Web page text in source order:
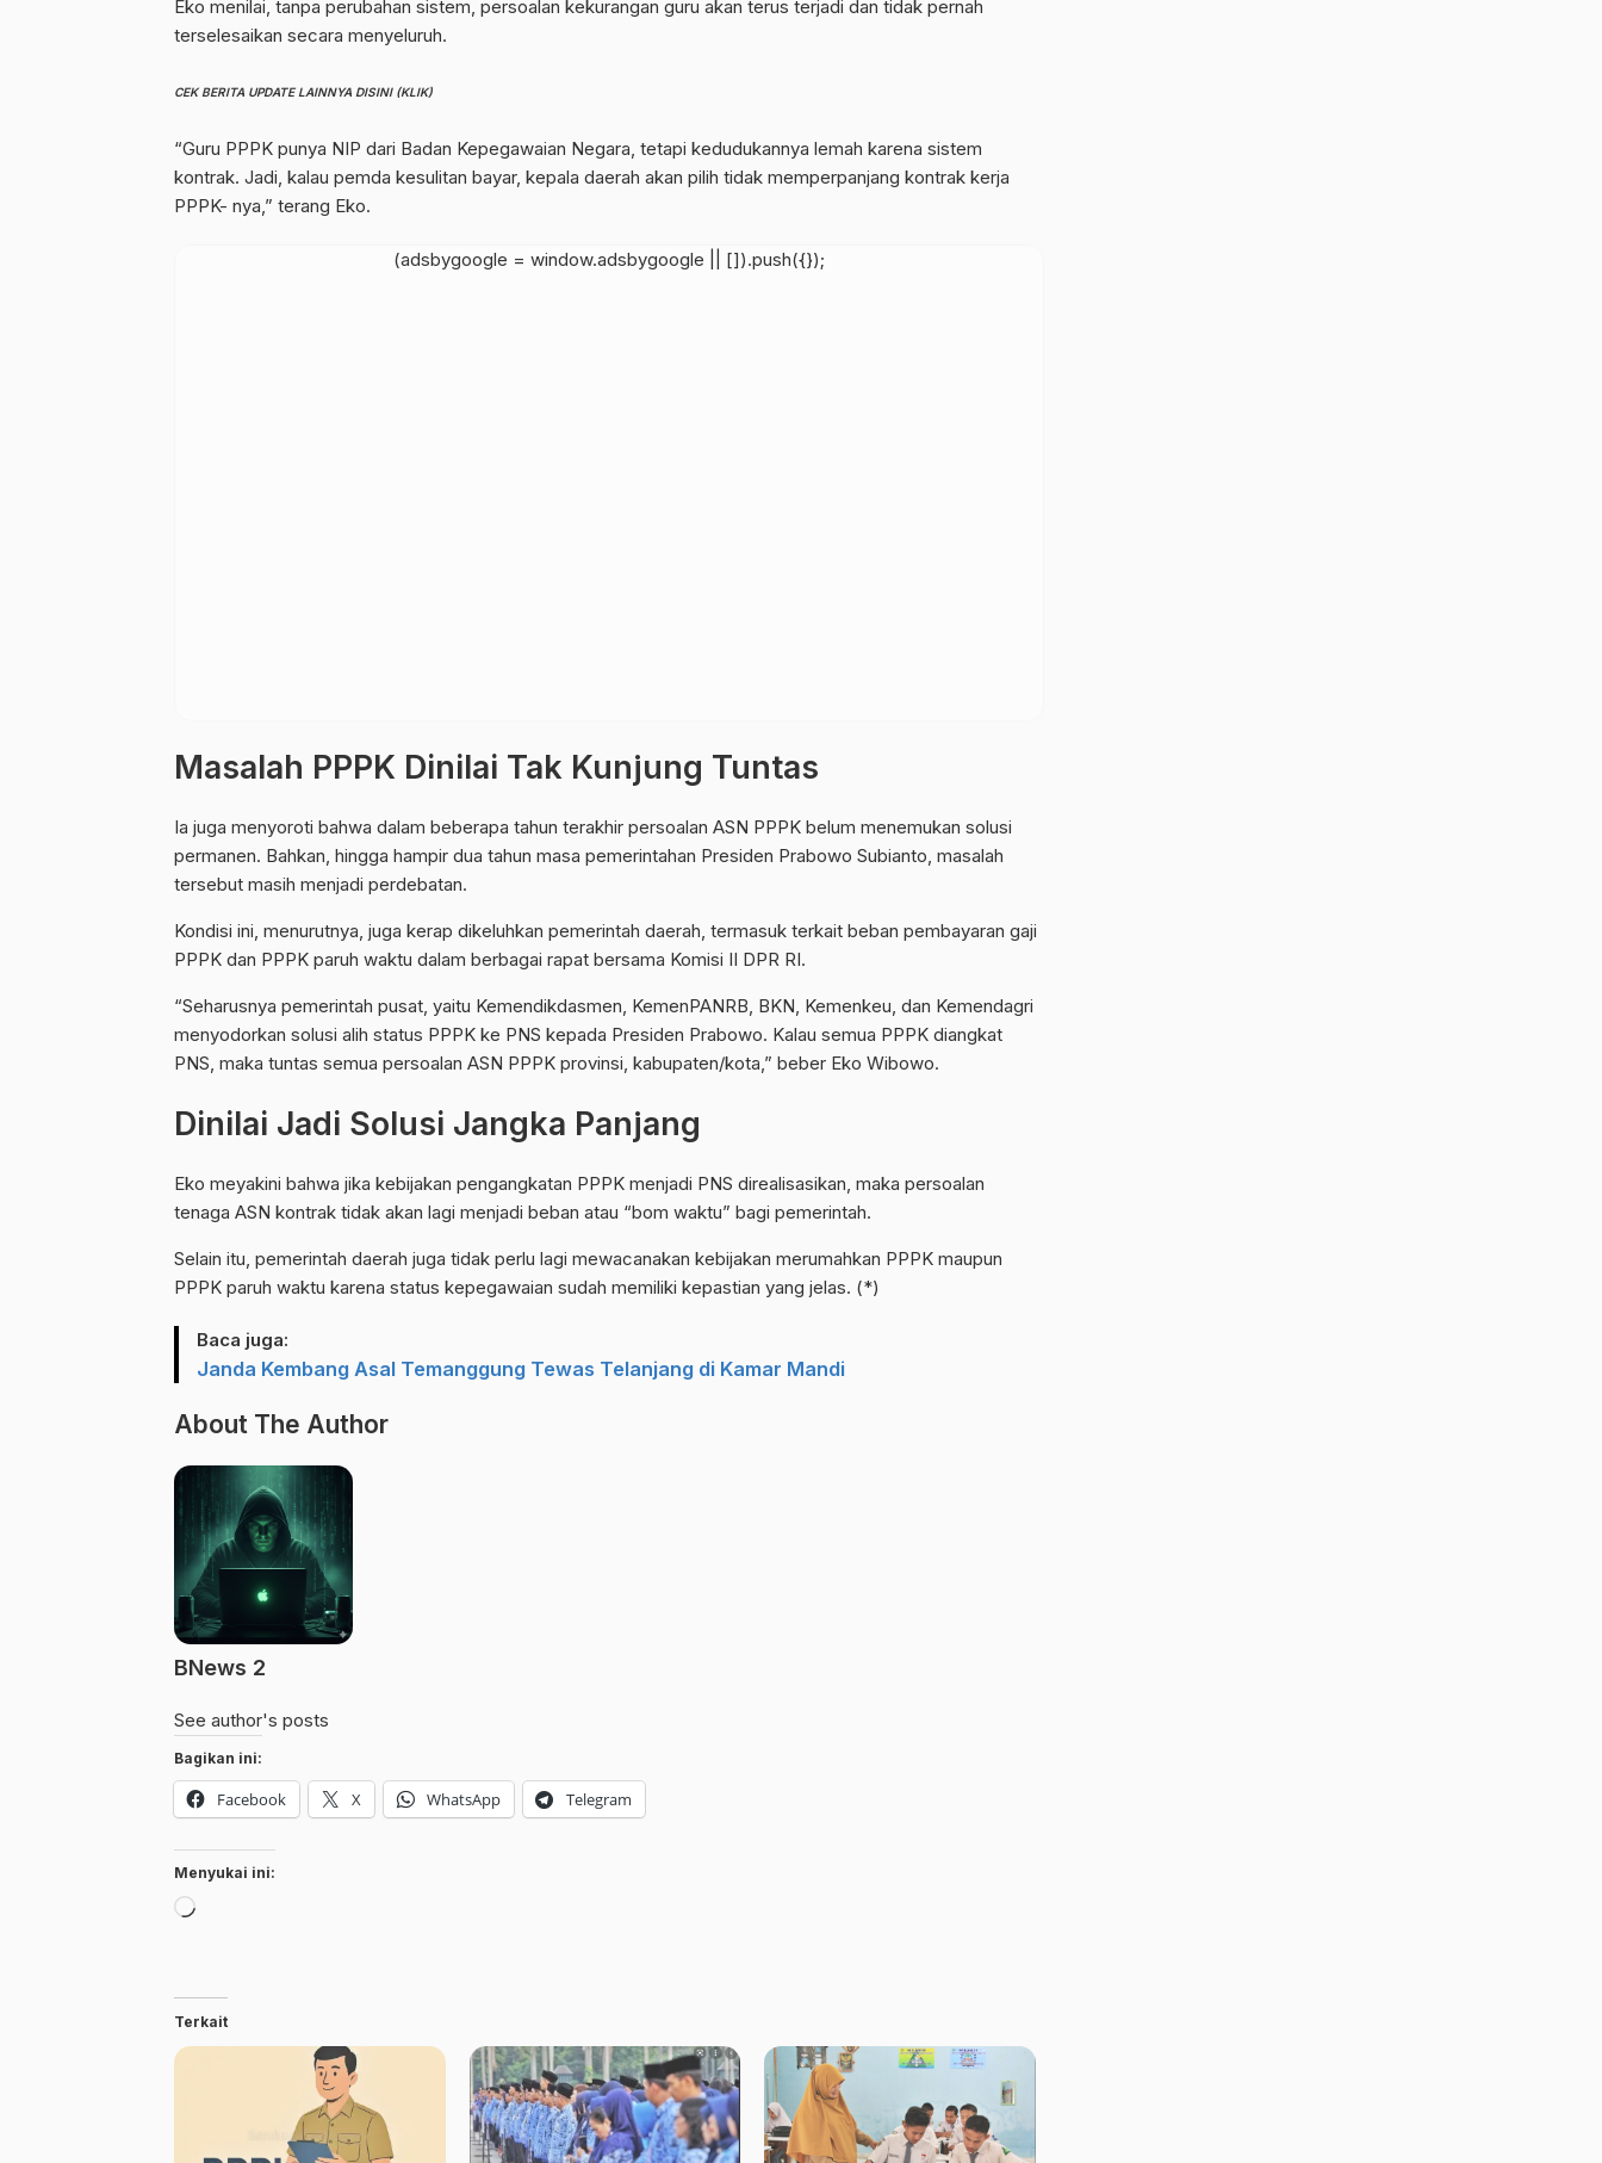
Eko menilai, tanpa perubahan sistem, persoalan kekurangan guru akan terus terjadi dan tidak pernah
terselesaikan secara menyeluruh.
CEK BERITA UPDATE LAINNYA DISINI (KLIK)
“Guru PPPK punya NIP dari Badan Kepegawaian Negara, tetapi kedudukannya lemah karena sistem
kontrak. Jadi, kalau pemda kesulitan bayar, kepala daerah akan pilih tidak memperpanjang kontrak kerja
PPPK- nya,” terang Eko.
(adsbygoogle = window.adsbygoogle || []).push({});
Masalah PPPK Dinilai Tak Kunjung Tuntas
Ia juga menyoroti bahwa dalam beberapa tahun terakhir persoalan ASN PPPK belum menemukan solusi
permanen. Bahkan, hingga hampir dua tahun masa pemerintahan Presiden Prabowo Subianto, masalah
tersebut masih menjadi perdebatan.
Kondisi ini, menurutnya, juga kerap dikeluhkan pemerintah daerah, termasuk terkait beban pembayaran gaji
PPPK dan PPPK paruh waktu dalam berbagai rapat bersama Komisi II DPR RI.
“Seharusnya pemerintah pusat, yaitu Kemendikdasmen, KemenPANRB, BKN, Kemenkeu, dan Kemendagri
menyodorkan solusi alih status PPPK ke PNS kepada Presiden Prabowo. Kalau semua PPPK diangkat
PNS, maka tuntas semua persoalan ASN PPPK provinsi, kabupaten/kota,” beber Eko Wibowo.
Dinilai Jadi Solusi Jangka Panjang
Eko meyakini bahwa jika kebijakan pengangkatan PPPK menjadi PNS direalisasikan, maka persoalan
tenaga ASN kontrak tidak akan lagi menjadi beban atau “bom waktu” bagi pemerintah.
Selain itu, pemerintah daerah juga tidak perlu lagi mewacanakan kebijakan merumahkan PPPK maupun
PPPK paruh waktu karena status kepegawaian sudah memiliki kepastian yang jelas. (*)
Baca juga:
Janda Kembang Asal Temanggung Tewas Telanjang di Kamar Mandi
About The Author
BNews 2
See author's posts
Bagikan ini:
Facebook X WhatsApp Telegram
Menyukai ini:
Memuat...
Terkait